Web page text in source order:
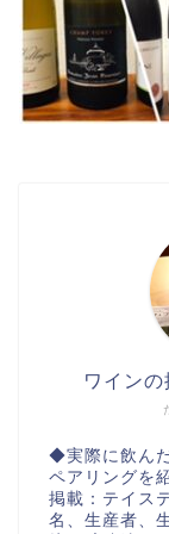
ワイン
◆実際に飲ん
ペアリングを
掲載：テイス
名、生産者、